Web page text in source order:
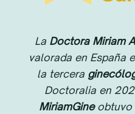
La Doctora Miriam
valorada en España
la tercera
Doctoralia en
MiriamGineobtuvo